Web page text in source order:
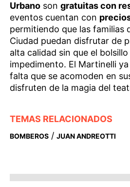
Urbano son gratuitas con
eventos cuentan con
permitiendo que las familias
Ciudad puedan disfrutar de
alta calidad sin que el bolsillo
impedimento. El Martinelli
falta que se acomoden en
disfruten de la magia del
TEMAS RELACIONADOS
BOMBEROS / JUAN ANDREOTTI